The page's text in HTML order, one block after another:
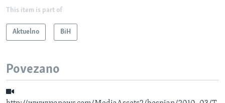
This item is part of
Aktuelno BiH
Povezano